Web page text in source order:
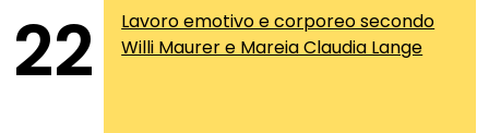
22
Lavoro emotivo e corporeo secondo
Willi Maurer e Mareia Claudia Lange